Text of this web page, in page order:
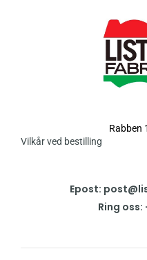
Rabben
Vilkår ved bestilling
Epost:
Ring oss: